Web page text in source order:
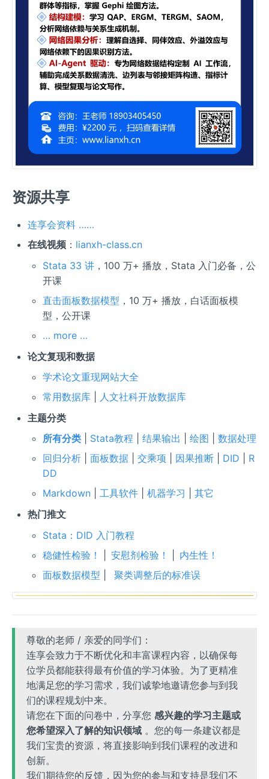
资源共享
连享会资料 ……
在线视频： lianxh-class.cn
Stata 33 讲 ，100 万+ 播放，Stata 入门必备，公
开课
直击面板数据模型 ，10 万+ 播放，白话面板模
型，公开课
… more …
论文复现和数据
学术论文重现网站大全
常用数据库
人文社科开放数据库
主题分类
所有分类
Stata教程 |结果输出 |绘图 |数据处理
回归分析 |面板数据 |交乘项 因果推断 DID
R
DD
Markdown |工具软件 |机器学习 |其它
热门推文
Stata：DID 入门教程
稳健性检验！
|安慰剂检验！
内生性！
面板数据模型 |聚类调整后的标准误
尊敬的老师 / 亲爱的同学们：
连享会致力于不断优化和丰富课程内容，以确保每
位学员都能获得最有价值的学习体验。为了更精准
地满足您的学习需求，我们诚挚地邀请您参与到我
们的课程规划中来。
请您在下面的问卷中，分享您感兴趣的学习主题或
您希望深入了解的知识领域 。您的每一条建议都是
我们宝贵的资源，将直接影响到我们课程的改进和
创新。
我们期待您的反馈，因为您的参与和支持是我们不